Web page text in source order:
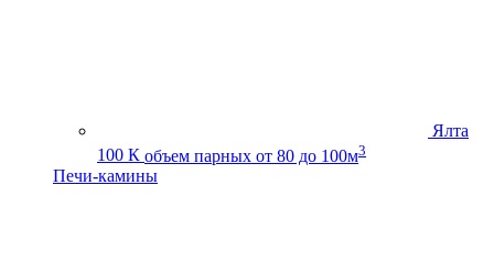
Ялта
100 К объем парных от 80 до 100м3
Печи-камины